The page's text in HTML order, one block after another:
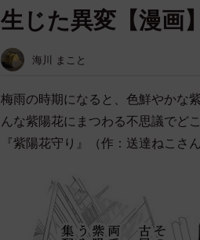
生じた異変【漫画】
海川 まこと
梅雨の時期になると、色鮮やかな
んな紫陽花にまつわる不思議でど
『紫陽花守り』（作：送達ねこさ